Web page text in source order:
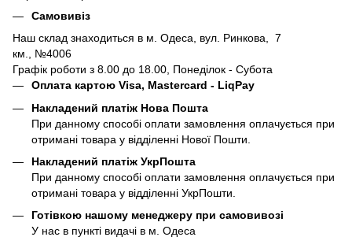
Самовивіз
Наш склад знаходиться в м. Одеса, вул. Ринкова, 7
км., №4006
Графік роботи з 8.00 до 18.00, Понеділок - Субота
Оплата картою Visa, Mastercard - LiqPay
Накладений платіж Нова Пошта
При данному способі оплати замовлення оплачується при
отримані товара у відділенні Нової Пошти.
Накладений платіж УкрПошта
При данному способі оплати замовлення оплачується при
отримані товара у відділенні УкрПошти.
Готівкою нашому менеджеру при самовивозі
У нас в пункті видачі в м. Одеса